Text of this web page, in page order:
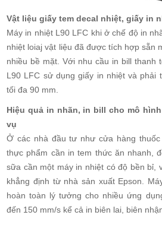
Vật liệu giấy tem decal nhiệt, giấy in
Máy in nhiệt L90 LFC khi ở chế độ in
nhiệt loiaj vật liệu đã được tích hợp sẵn
nhiều bề mặt. Với nhu cầu in bill thanh
L90 LFC sử dụng giấy in nhiệt và phải
tối đa 90 mm.
Hiệu quả in nhãn, in bill cho mô
vụ
Ở các nhà đầu tư như cửa hàng
thực phẩm cần in tem thức ăn nhanh,
sữa cần một máy in nhiệt có độ bền bỉ,
khẳng định từ nhà sản xuất Epson.
hoàn toàn lý tưởng cho nhiều ứng
đến 150 mm/s kể cả in biên lai, biên